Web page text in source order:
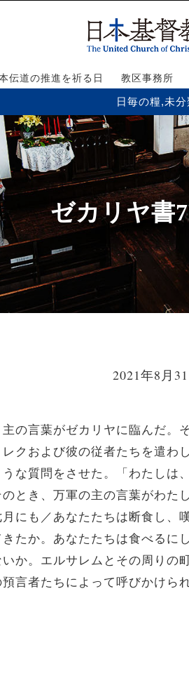
伝道の推進を祈る日 教区事務所
日毎の糧,未分
ゼカリヤ書
2021年8月
の言葉がゼカリヤに臨んだ。
クおよび彼の従者たちを遣わ
な質問をさせた。「わたしは
とき、万軍の主の言葉がわた
にも／あなたたちは断食し、
たか。あなたたちは食べるに
か。エルサレムとその周りの
言者たちによって呼びかけら